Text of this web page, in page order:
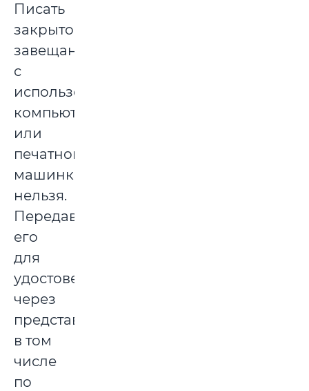
Писать
закрытое
завещание
с
использованием
компьютера
или
печатной
машинки
нельзя.
Передавать
его
для
удостоверения
через
представителя,
в том
числе
по